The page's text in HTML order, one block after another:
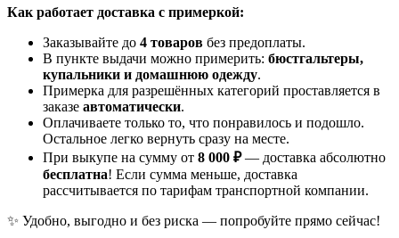
Как работает доставка с примеркой:
Заказывайте до 4 товаров без предоплаты.
В пункте выдачи можно примерить: бюстгальтеры,
купальники и домашнюю одежду.
Примерка для разрешённых категорий проставляется в
заказе автоматически.
Оплачиваете только то, что понравилось и подошло.
Остальное легко вернуть сразу на месте.
При выкупе на сумму от 8 000 ₽— доставка абсолютно
бесплатна! Если сумма меньше, доставка
рассчитывается по тарифам транспортной компании.
✨ Удобно, выгодно и без риска — попробуйте прямо сейчас!